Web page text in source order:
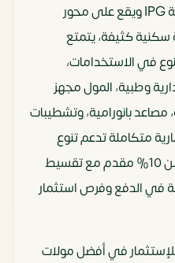
مول ثري سايدز من تطوير شركة IPG ويقع على محور
كثيفة، يتمتع
في الاستخدامات،
وطبية، المول مجهز
مصاعد بانورامية، وتشطيبات
متكاملة تدعم تنوع
الأنشطة، وتبدأ أنظمة السداد من 10% مقدم مع تقسيط
في الدفع وفرص استثمار
في أفضل مولات